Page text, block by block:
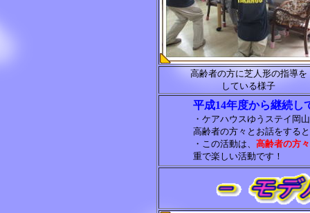
高齢者の方に芝人形の指導を
している様子
平成14年度から継続し
・ケアハウスゆうステイ岡
高齢者の方々とお話をする
・この活動は、 高齢者の方
重で楽しい活動です！